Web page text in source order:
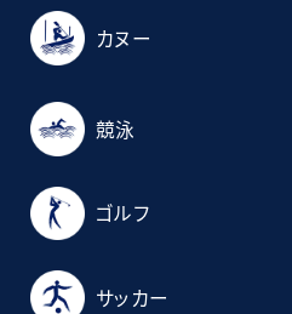
カヌー
競泳
ゴルフ
サッカー